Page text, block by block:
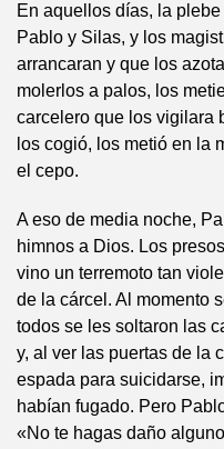
En aquellos días, la
Pablo y Silas, y los
arrancaran y que los
molerlos a palos, los
carcelero que los vigilara
los cogió, los metió en la
el cepo.
A eso de media noche,
himnos a Dios. Los
vino un terremoto tan
de la cárcel. Al momento
todos se les soltaron las
y, al ver las puertas de la
espada para suicidarse,
habían fugado. Pero
«No te hagas daño